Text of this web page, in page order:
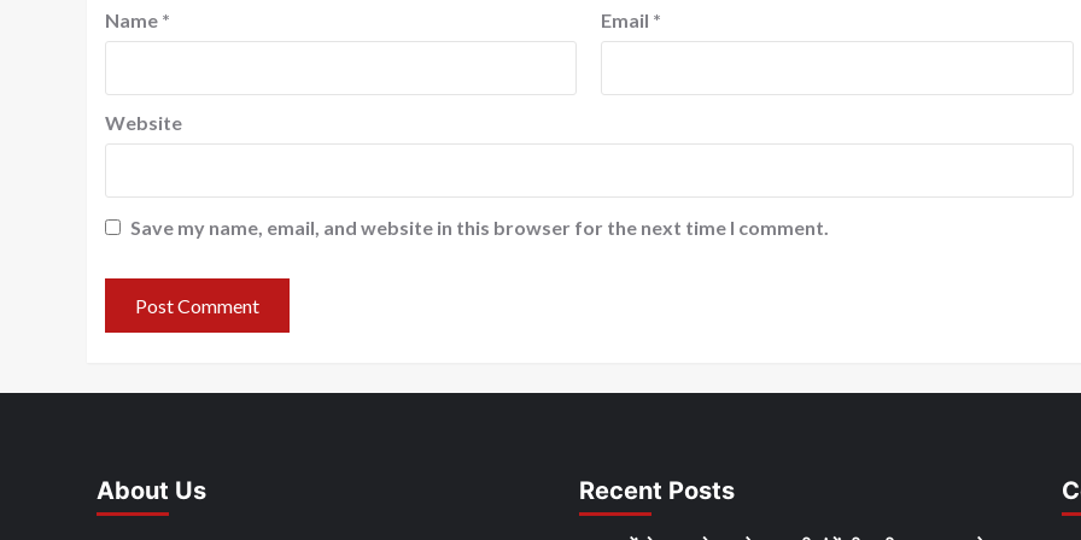
Name * Email *
Website
Save my name, email, and website in this browser for the next time I comment.
About Us Recent Posts